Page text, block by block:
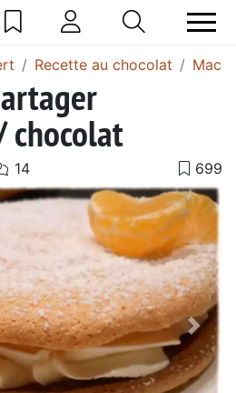
Recette au chocolat
chocolat